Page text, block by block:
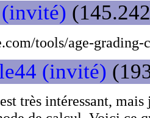
(invité)
tools/age-grading-
(invité)
très intéressant,